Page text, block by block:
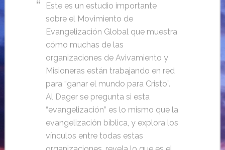
Este es un estudio importante
sobre el Movimiento de
Evangelización Global que muestra
cómo muchas de las
organizaciones de Avivamiento y
Misioneras están trabajando en red
para “ganar el mundo para Cristo”.
Al Dager se pregunta si esta
“evangelización” es lo mismo que la
evangelización bíblica, y explora los
vínculos entre todas estas